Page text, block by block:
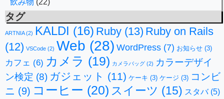
飲み物 (22)
タグ
ARTNIA(2) KALDI (16) Ruby (13) Ruby on Rails
(12) VSCode (2) Web (28) WordPress (7) お知らせ (3)
カフェ (6) カメラ (19) カメラバッグ (2) カラーデザイ
ン検定 (8) ガジェット (11) ケーキ (3) ケージ (3) コンビ
ニ (9) コーヒー (20) スイーツ (15) スタバ(5)